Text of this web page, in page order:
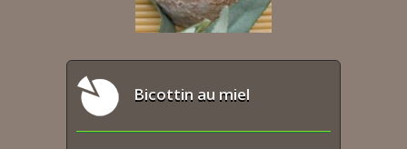
Bicottin au miel